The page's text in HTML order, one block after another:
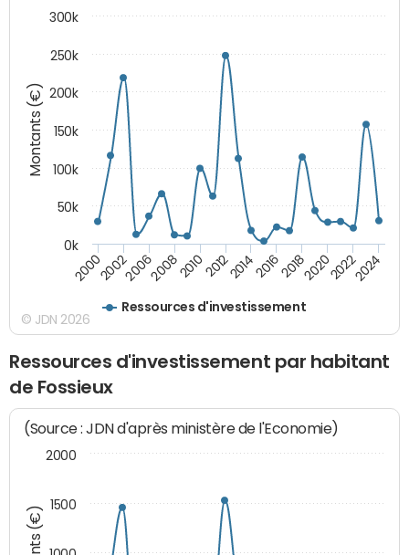
Montants (€)
Ressources d'investissement
200020022006200820102012201420162018202020222024
0k
50k
100k
150k
200k
250k
300k
© JDN 2026
Ressources d'investissement par habitant
de Fossieux
(Source : JDN d'après ministère de l'Economie)
1500
2000